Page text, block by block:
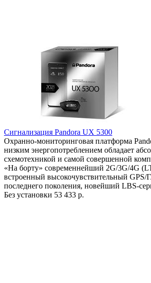
Сигнализация Pandora UX 5300
Охранно-мониторинговая платформа
низким энергопотреблением обладает
схемотехникой и самой совершенной
«На борту» современнейший 2G/3G/4G
встроенный высокочувствительный GPS/
последнего поколения, новейший LBS-
Без установки 53 433 р.